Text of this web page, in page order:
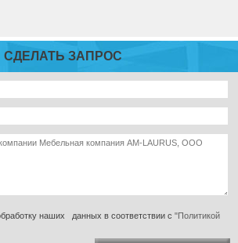
СДЕЛАТЬ ЗАПРОС
наших данных в соответствии с "Политикой